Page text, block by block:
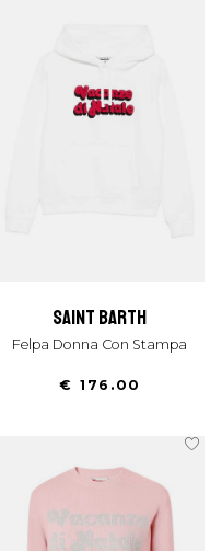
saint barth
Felpa Donna Con Stampa
€ 176.00